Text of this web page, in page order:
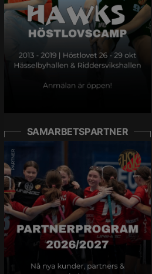
SAMARBETSPARTNER